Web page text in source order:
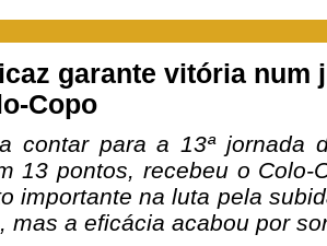
garante vitória num
Copo
contar para a 13ª jornada
13 pontos, recebeu o Colo-
importante na luta pela
mas a eficácia acabou por